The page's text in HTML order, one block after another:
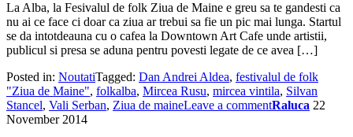
La Alba, la Fesivalul de folk Ziua de Maine e greu sa te gandesti ca
nu ai ce face ci doar ca ziua ar trebui sa fie un pic mai lunga. Startul
se da intotdeauna cu o cafea la Downtown Art Cafe unde artistii,
publicul si presa se aduna pentru povesti legate de ce avea […]
Posted in: NoutatiTagged: Dan Andrei Aldea, festivalul de folk
"Ziua de Maine", folkalba, Mircea Rusu, mircea vintila, Silvan
Stancel, Vali Serban, Ziua de maineLeave a commentRaluca 22
November 2014